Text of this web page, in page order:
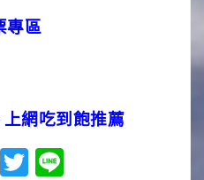
專區
上網吃到飽推薦
Twitter
Line